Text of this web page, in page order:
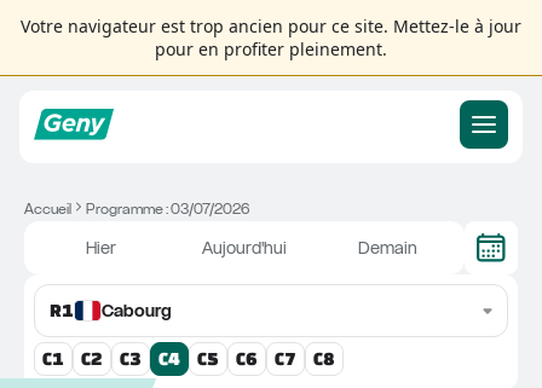
Votre navigateur est trop ancien pour ce site. Mettez-le à jour
pour en profiter pleinement.
Accueil Programme : 03/07/2026
Hier Aujourd'hui Demain
R1 Cabourg
C1 C2 C3 C4 C5 C6 C7 C8